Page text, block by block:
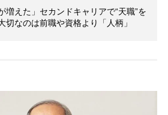
増えた」セカンドキャリアで“天職”を
なのは前職や資格より「人柄」